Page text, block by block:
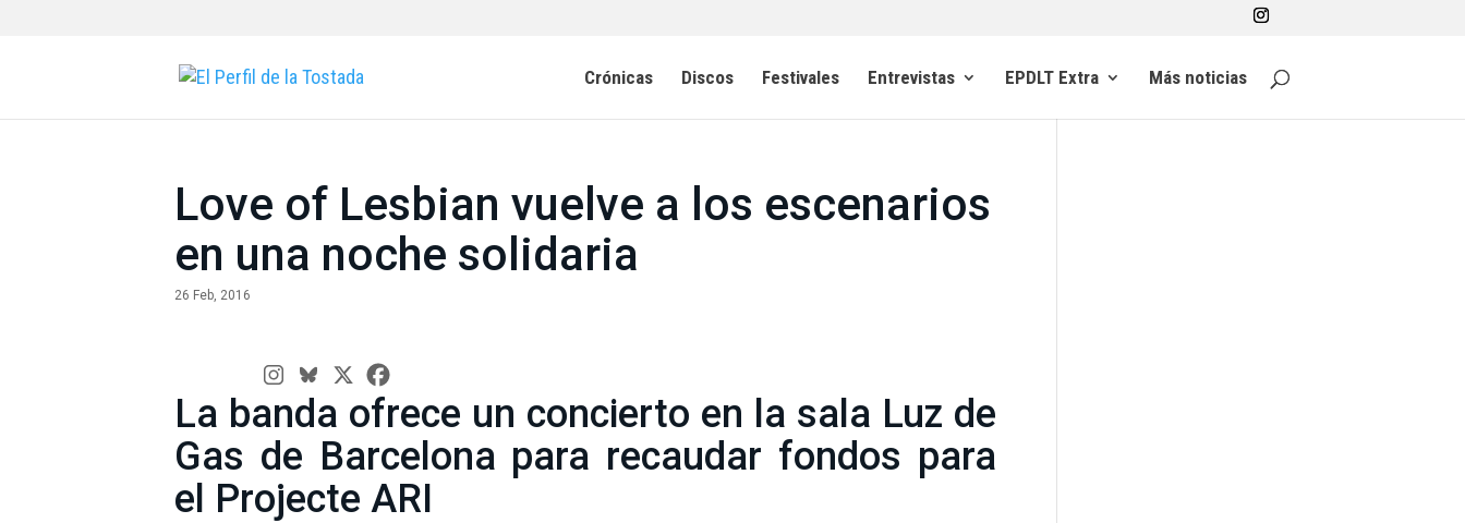
Crónicas Discos Festivales Entrevistas EPDLT Extra Más noticias
Love of Lesbian vuelve a los escenarios
en una noche solidaria
26 Feb, 2016
La banda ofrece un concierto en la sala Luz de
Gas de Barcelona para recaudar fondos para
el Projecte ARI